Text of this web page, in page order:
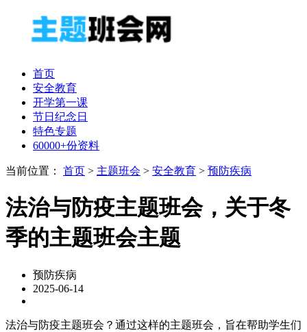
首页
安全教育
开学第一课
节日纪念日
特色专题
60000+份资料
当前位置： 首页 > 主题班会 > 安全教育 > 预防疾病
法治与防疫主题班会，关于冬
季的主题班会主题
预防疾病
2025-06-14
法治与防疫主题班会？通过这样的主题班会，旨在帮助学生们